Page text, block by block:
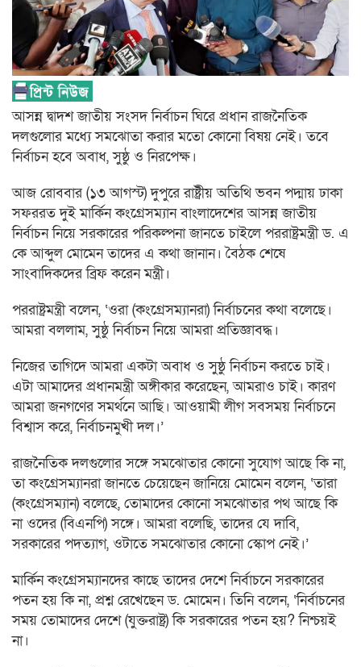
আসন্ন দ্বাদশ জাতীয় সংসদ নির্বাচন ঘিরে প্রধান রাজনৈতিক
দলগুলোর মধ্যে সমঝোতা করার মতো কোনো বিষয় নেই। তবে
নির্বাচন হবে অবাধ, সুষ্ঠু ও নিরপেক্ষ।
আজ রোববার (১৩ আগস্ট) দুপুরে রাষ্ট্রীয় অতিথি ভবন পদ্মায় ঢাকা
সফররত দুই মার্কিন কংগ্রেসম্যান বাংলাদেশের আসন্ন জাতীয়
নির্বাচন নিয়ে সরকারের পরিকল্পনা জানতে চাইলে পররাষ্ট্রমন্ত্রী ড. এ
কে আব্দুল মোমেন তাদের এ কথা জানান। বৈঠক শেষে
সাংবাদিকদের ব্রিফ করেন মন্ত্রী।
পররাষ্ট্রমন্ত্রী বলেন, ‘ওরা (কংগ্রেসম্যানরা) নির্বাচনের কথা বলেছে।
আমরা বললাম, সুষ্ঠু নির্বাচন নিয়ে আমরা প্রতিজ্ঞাবদ্ধ।
নিজের তাগিদে আমরা একটা অবাধ ও সুষ্ঠু নির্বাচন করতে চাই।
এটা আমাদের প্রধানমন্ত্রী অঙ্গীকার করেছেন, আমরাও চাই। কারণ
আমরা জনগণের সমর্থনে আছি। আওয়ামী লীগ সবসময় নির্বাচনে
বিশ্বাস করে, নির্বাচনমুখী দল।’
রাজনৈতিক দলগুলোর সঙ্গে সমঝোতার কোনো সুযোগ আছে কি না,
তা কংগ্রেসম্যানরা জানতে চেয়েছেন জানিয়ে মোমেন বলেন, ‘তারা
(কংগ্রেসম্যান) বলেছে, তোমাদের কোনো সমঝোতার পথ আছে কি
না ওদের (বিএনপি) সঙ্গে। আমরা বলেছি, তাদের যে দাবি,
সরকারের পদত্যাগ, ওটাতে সমঝোতার কোনো স্কোপ নেই।’
মার্কিন কংগ্রেসম্যানদের কাছে তাদের দেশে নির্বাচনে সরকারের
পতন হয় কি না, প্রশ্ন রেখেছেন ড. মোমেন। তিনি বলেন, ‘নির্বাচনের
সময় তোমাদের দেশে (যুক্তরাষ্ট্র) কি সরকারের পতন হয়? নিশ্চয়ই
না।